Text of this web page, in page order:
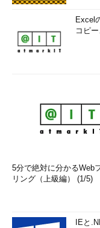
Excel
コピ
5分で絶対に分かるWeb
リング（上級編） (1/5)
IEと